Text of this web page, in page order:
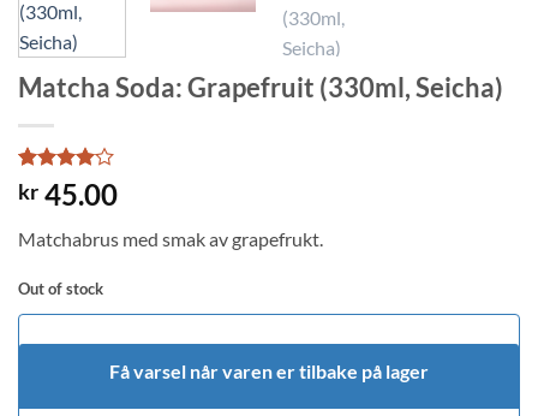
Matcha Soda: Grapefruit (330ml, Seicha)
Rated4
out of 5
2
customer
kr 45.00
Matchabrus med smak av grapefrukt.
Out of stock
Få varsel når varen er tilbake på lager